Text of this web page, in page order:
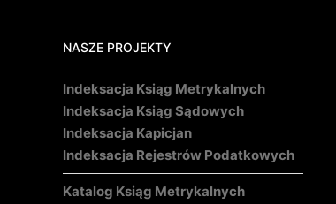
NASZE PROJEKTY
Indeksacja Ksiąg Metrykalnych
Indeksacja Ksiąg Sądowych
Indeksacja Kapicjan
Indeksacja Rejestrów Podatkowych
Katalog Ksiąg Metrykalnych